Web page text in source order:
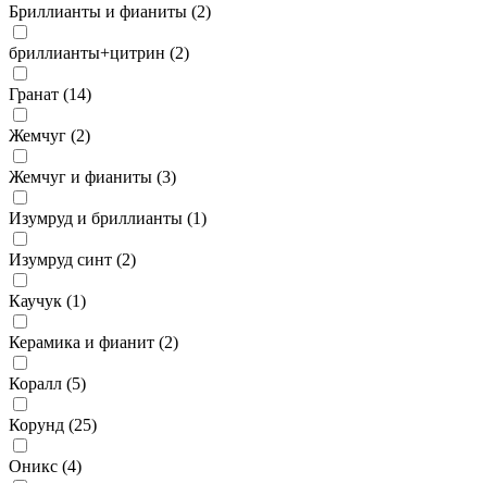
Бриллианты и фианиты (2)
бриллианты+цитрин (2)
Гранат (14)
Жемчуг (2)
Жемчуг и фианиты (3)
Изумруд и бриллианты (1)
Изумруд синт (2)
Каучук (1)
Керамика и фианит (2)
Коралл (5)
Корунд (25)
Оникс (4)